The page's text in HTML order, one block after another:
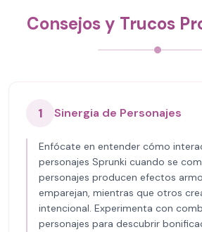
Consejos y Trucos
1 Sinergia de Personajes
Enfócate en entender cómo
personajes Sprunki cuando se
personajes producen efectos
emparejan, mientras que otros
intencional. Experimenta con
personajes para descubrir